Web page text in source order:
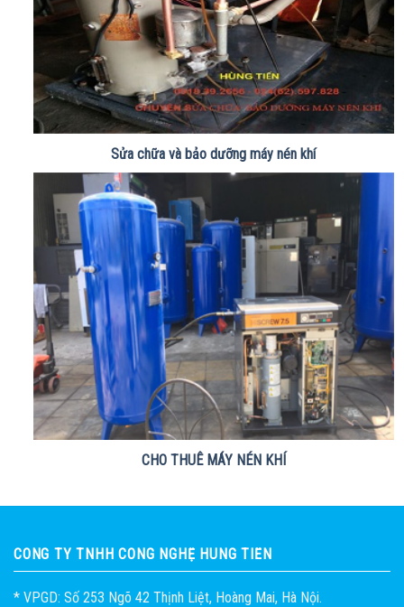
Sửa chữa và bảo dưỡng máy nén khí
CHO THUÊ MÁY NÉN KHÍ
CÔNG TY TNHH CÔNG NGHỆ HÙNG TIẾN
* VPGD: Số 253 Ngõ 42 Thịnh Liệt, Hoàng Mai, Hà Nội.